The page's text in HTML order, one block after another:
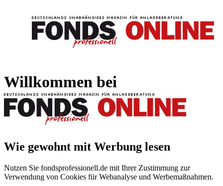
Willkommen bei
Wie gewohnt mit Werbung lesen
Nutzen Sie fondsprofessionell.de mit Ihrer Zustimmung zur
Verwendung von Cookies für Webanalyse und Werbemaßnahmen.